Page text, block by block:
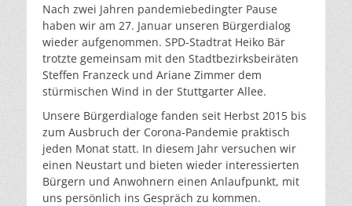
Nach zwei Jahren pandemiebedingter Pause
haben wir am 27. Januar unseren Bürgerdialog
wieder aufgenommen. SPD-Stadtrat Heiko Bär
trotzte gemeinsam mit den Stadtbezirksbeiräten
Steffen Franzeck und Ariane Zimmer dem
stürmischen Wind in der Stuttgarter Allee.
Unsere Bürgerdialoge fanden seit Herbst 2015 bis
zum Ausbruch der Corona-Pandemie praktisch
jeden Monat statt. In diesem Jahr versuchen wir
einen Neustart und bieten wieder interessierten
Bürgern und Anwohnern einen Anlaufpunkt, mit
uns persönlich ins Gespräch zu kommen.